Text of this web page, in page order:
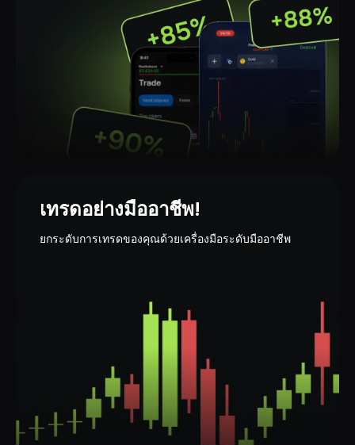
เทรดอย่างมืออาชีพ!
ยกระดับการเทรดของคุณด้วยเครื่องมือระดับมืออาชีพ
การคุ้มครองการชำระเงิน
ความปลอดภัยของคุณคือสิ่ง
ที่เราให้ความสำคัญเป็น
เงินทุนของคุณได้รับการคุ้มครองอย่างเชื่อถือ
ได้ - ทุกธุรกรรมดำเนินการโดยใช้มาตรการ